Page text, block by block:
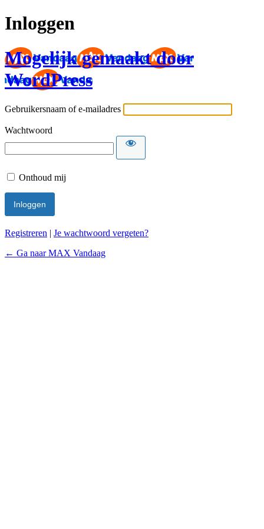
Inloggen
Mogelijk gemaakt door
WordPress
Gebruikersnaam of e-mailadres
Wachtwoord
Onthoud mij
Registreren | Je wachtwoord vergeten?
← Ga naar MAX Vandaag